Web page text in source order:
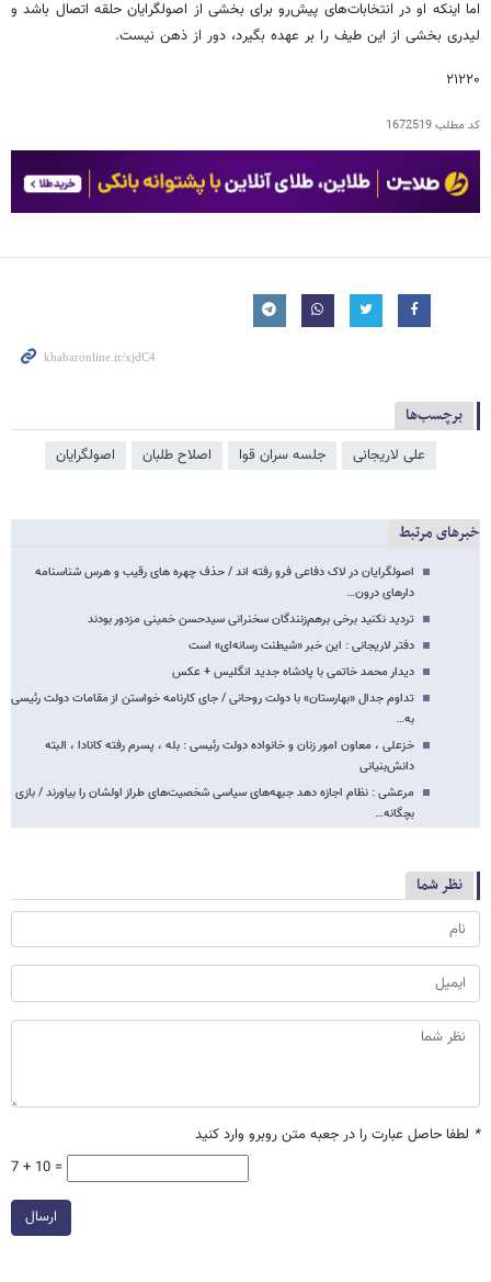
اما اینکه او در انتخابات‌های پیش‌رو برای بخشی از اصولگرایان حلقه اتصال باشد و
لیدری بخشی از این طیف را بر عهده بگیرد، دور از ذهن نیست.
۲۱۲۲۰
کد مطلب1672519
برچسب‌ها
علی لاریجانی جلسه سران قوا اصلاح طلبان اصولگرایان
خبرهای مرتبط
اصولگرایان در لاک دفاعی فرو رفته اند / حذف چهره های رقیب و هرس شناسنامه
دارهای درون…
تردید نکنید برخی برهم‌زنندگان سخنرانی سیدحسن خمینی مزدور بودند
دفتر لاریجانی : این خبر «شیطنت رسانه‌ای» است
دیدار محمد خاتمی با پادشاه جدید انگلیس + عکس
تداوم جدال «بهارستان» با دولت روحانی / جای کارنامه خواستن از مقامات دولت رئیسی
به…
خزعلی ، معاون امور زنان و خانواده دولت رئیسی : بله ، پسرم رفته کانادا ، البته
دانش‌بنیانی
مرعشی : نظام اجازه دهد جبهه‌های سیاسی شخصیت‌های طراز اولشان را بیاورند / بازی
بچگانه…
نظر شما
* لطفا حاصل عبارت را در جعبه متن روبرو وارد کنید
7 + 10 =
ارسال